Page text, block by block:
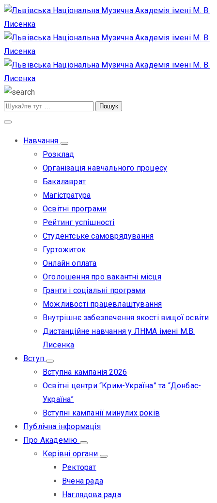
Навчання
Розклад
Організація навчального процесу
Бакалаврат
Магістратура
Освітні програми
Рейтинг успішності
Студентське самоврядування
Гуртожиток
Онлайн оплата
Оголошення про вакантні місця
Гранти і соціальні програми
Можливості працевлаштування
Внутрішнє забезпечення якості вищої освіти
Дистанційне навчання у ЛНМА імені М.В.
Лисенка
Вступ
Вступна кампанія 2026
Освітні центри “Крим-Україна” та “Донбас-
Україна”
Вступні кампанії минулих років
Публічна інформація
Про Академію
Керівні органи
Ректорат
Вчена рада
Наглядова рада